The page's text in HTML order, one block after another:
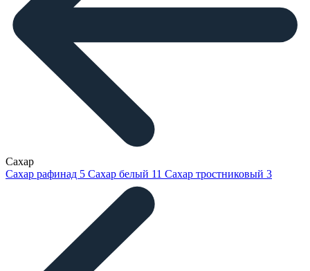
Сахар
Сахар рафинад 5 Сахар белый 11 Сахар тростниковый 3